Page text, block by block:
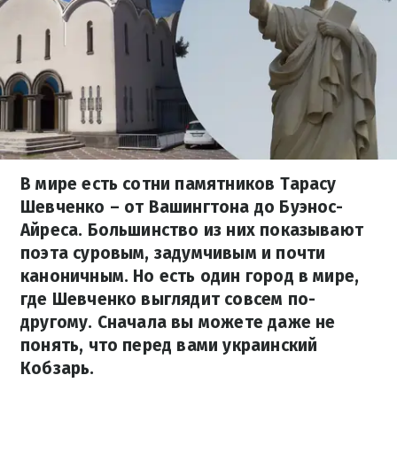
В мире есть сотни памятников Тарасу
Шевченко – от Вашингтона до Буэнос-
Айреса. Большинство из них показывают
поэта суровым, задумчивым и почти
каноничным. Но есть один город в мире,
где Шевченко выглядит совсем по-
другому. Сначала вы можете даже не
понять, что перед вами украинский
Кобзарь.